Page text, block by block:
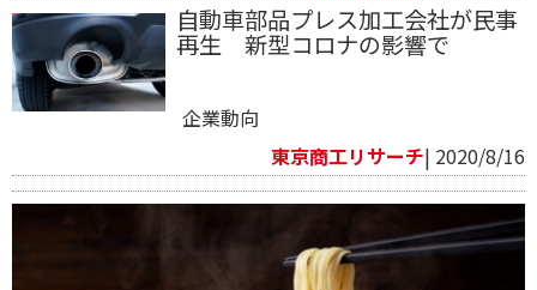
自動車部品プレス加工会社が民事
再生 新型コロナの影響で
企業動向
東京商工リサーチ| 2020/8/16